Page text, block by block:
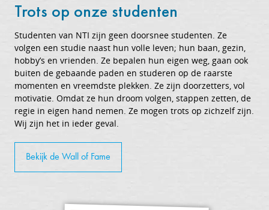
Trots op onze studenten
Studenten van NTI zijn geen doorsnee studenten. Ze
volgen een studie naast hun volle leven; hun baan, gezin,
hobby’s en vrienden. Ze bepalen hun eigen weg, gaan ook
buiten de gebaande paden en studeren op de raarste
momenten en vreemdste plekken. Ze zijn doorzetters, vol
motivatie. Omdat ze hun droom volgen, stappen zetten, de
regie in eigen hand nemen. Ze mogen trots op zichzelf zijn.
Wij zijn het in ieder geval.
Bekijk de Wall of Fame